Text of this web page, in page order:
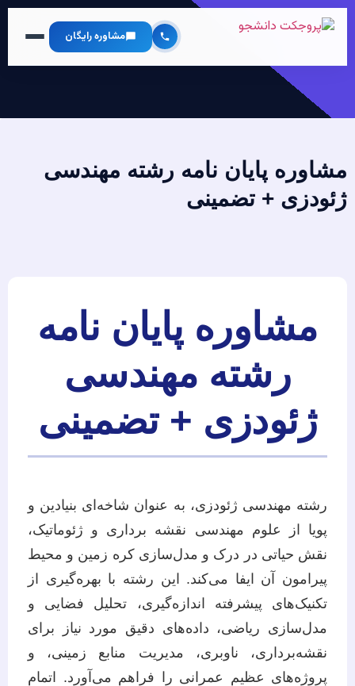
مشاوره رایگان
مشاوره پایان نامه رشته مهندسی
ژئودزی + تضمینی
مشاوره پایان نامه
رشته مهندسی
ژئودزی + تضمینی
رشته مهندسی ژئودزی، به عنوان شاخه‌ای بنیادین و
پویا از علوم مهندسی نقشه برداری و ژئوماتیک،
نقش حیاتی در درک و مدل‌سازی کره زمین و محیط
پیرامون آن ایفا می‌کند. این رشته با بهره‌گیری از
تکنیک‌های پیشرفته اندازه‌گیری، تحلیل فضایی و
مدل‌سازی ریاضی، داده‌های دقیق مورد نیاز برای
نقشه‌برداری، ناوبری، مدیریت منابع زمینی، و
پروژه‌های عظیم عمرانی را فراهم می‌آورد. اتمام